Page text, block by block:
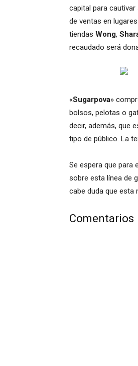
capital para
de ventas en
tiendas Wong,
recaudado será
«Sugarpova»
bolsos, pelotas o
decir, además, que
tipo de público. La
Se espera que para
sobre esta línea de
cabe duda que esta
Comentarios